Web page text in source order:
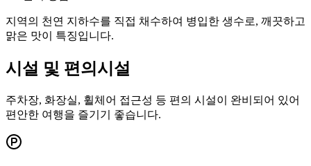
지역의 천연 지하수를 직접 채수하여 병입한 생수로, 깨끗하고
맑은 맛이 특징입니다.
시설 및 편의시설
주차장, 화장실, 휠체어 접근성 등 편의 시설이 완비되어 있어
편안한 여행을 즐기기 좋습니다.